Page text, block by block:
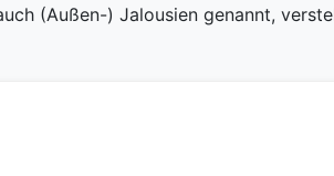
(Außen-) Jalousien genannt,